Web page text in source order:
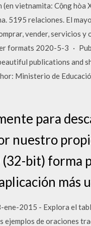
vietnamita: Cộng hòa
5195 relaciones. El
vender, servicios
formats 2020-5-3 ·
publications and
Ministerio de
para
nuestro
bit) forma
más
2015 - Explora el
de oraciones